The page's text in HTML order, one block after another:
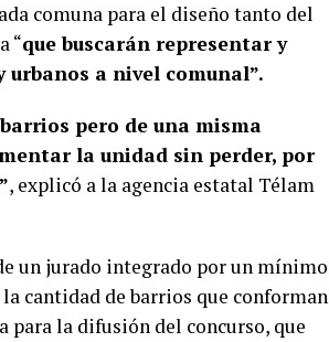
comuna para el diseño tanto del
“que buscarán representar y
a nivel comunal”.
pero de una misma
la unidad sin perder, por
, explicó a la agencia estatal Télam
un jurado integrado por un mínimo
cantidad de barrios que conforman
para la difusión del concurso, que